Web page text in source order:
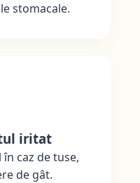
stomacale.
iritat
caz de tuse,
de gât.